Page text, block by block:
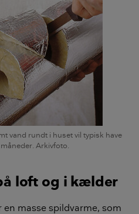
vand rundt i huset vil typisk have
Arkivfoto.
loft og i kælder
masse spildvarme, som